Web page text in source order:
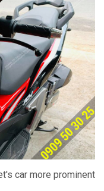
car more prominent